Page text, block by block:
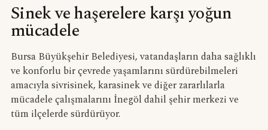
Sinek ve haşerelere karşı yoğun
mücadele
Bursa Büyükşehir Belediyesi, vatandaşların daha sağlıklı
ve konforlu bir çevrede yaşamlarını sürdürebilmeleri
amacıyla sivrisinek, karasinek ve diğer zararlılarla
mücadele çalışmalarını İnegöl dahil şehir merkezi ve
tüm ilçelerde sürdürüyor.